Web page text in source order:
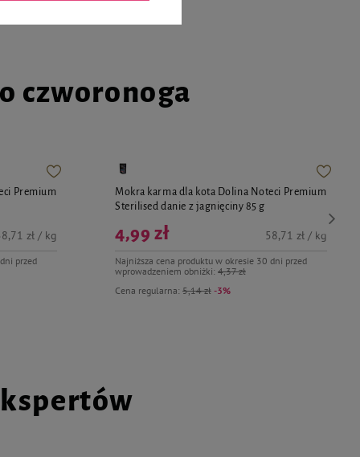
czworonoga
Premium
przed
zł / kg
Mokra karma dla kota Dolina Noteci Premium
Sterilised danie z jagnięciny 85 g
Cena regularna: 5,14 zł -3%
4,99 zł
Najniższa cena produktu w okresie 30 dni przed
wprowadzeniem obniżki: 4,37 zł
58,71 zł / kg